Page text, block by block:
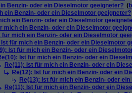
Benzin- oder ein Dieselmotor geeigneter? (
ein Benzin- oder ein Dieselmotor geeigneter?
ein Benzin- oder ein Dieselmotor
mich ein Benzin- oder ein Dieselmotor
für mich ein Benzin- oder ein Dieselmotor
Ist für mich ein Benzin- oder ein Dieselmotor
Ist für mich ein Benzin- oder ein
Ist für mich ein Benzin- oder ein
Re(11): Ist für mich ein Benzin- oder ein
Re(12): Ist für mich ein Benzin- oder ein
Re(13): Ist für mich ein Benzin- oder
Re(11): Ist für mich ein Benzin- oder ein